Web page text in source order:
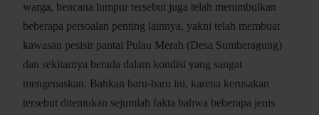
warga, bencana lumpur tersebut juga telah menimbulkan
beberapa persoalan penting lainnya, yakni telah membuat
kawasan pesisir pantai Pulau Merah (Desa Sumberagung)
dan sekitarnya berada dalam kondisi yang sangat
mengenaskan. Bahkan baru-baru ini, karena kerusakan
tersebut ditemukan sejumlah fakta bahwa beberapa jenis